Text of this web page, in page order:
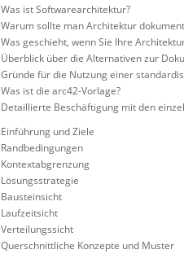
Was ist Softwarearchitektur?
Warum sollte man Architektur
Was geschieht, wenn Sie Ihre
Überblick über die Alternativen zur
Gründe für die Nutzung einer
Was ist die arc42-Vorlage?
Detaillierte Beschäftigung mit den
Einführung und Ziele
Randbedingungen
Kontextabgrenzung
Lösungsstrategie
Bausteinsicht
Laufzeitsicht
Verteilungssicht
Querschnittliche Konzepte und Muster